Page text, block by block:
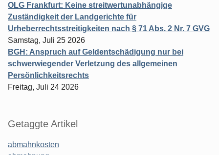
OLG Frankfurt: Keine streitwertunabhängige
Zuständigkeit der Landgerichte für
Urheberrechtsstreitigkeiten nach § 71 Abs. 2 Nr. 7 GVG
Samstag, Juli 25 2026
BGH: Anspruch auf Geldentschädigung nur bei
schwerwiegender Verletzung des allgemeinen
Persönlichkeitsrechts
Freitag, Juli 24 2026
Getaggte Artikel
abmahnkosten